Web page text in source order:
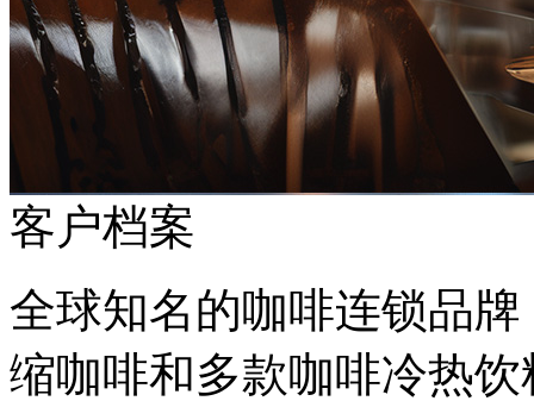
客户档案
全球知名的咖啡连锁品牌
缩咖啡和多款咖啡冷热饮